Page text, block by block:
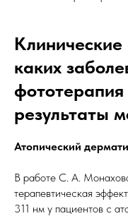
каких
результаты
Атопический
В работе С. А.
терапевтическая
311 нм у пациентов с